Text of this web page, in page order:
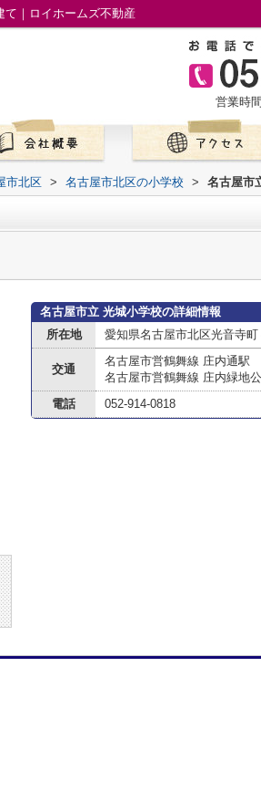
て｜ロイホームズ不動産
営業時
市北区 > 名古屋市北区の小学校 > 名古屋市
名古屋市立 光城小学校の詳細情報
所在地
愛知県名古屋市北区光音寺町
交通
名古屋市営鶴舞線 庄内通駅
名古屋市営鶴舞線 庄内緑地
電話
052-914-0818